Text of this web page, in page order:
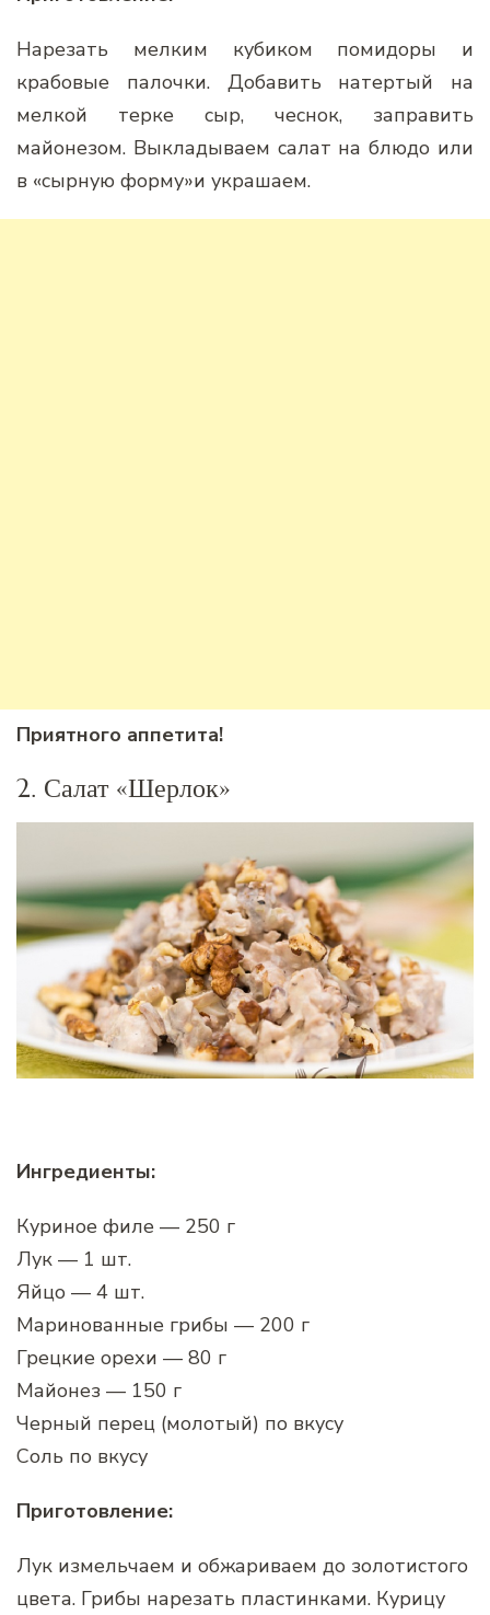
Нарезать мелким кубиком помидоры и
крабовые палочки. Добавить натертый на
мелкой терке сыр, чеснок, заправить
майонезом. Выкладываем салат на блюдо или
в «сырную форму»и украшаем.
Приятного аппетита!
2. Салат «Шерлок»
Ингредиенты:
Куриное филе — 250 г
Лук — 1 шт.
Яйцо — 4 шт.
Маринованные грибы — 200 г
Грецкие орехи — 80 г
Майонез — 150 г
Черный перец (молотый) по вкусу
Соль по вкусу
Приготовление:
Лук измельчаем и обжариваем до золотистого
цвета. Грибы нарезать пластинками. Курицу